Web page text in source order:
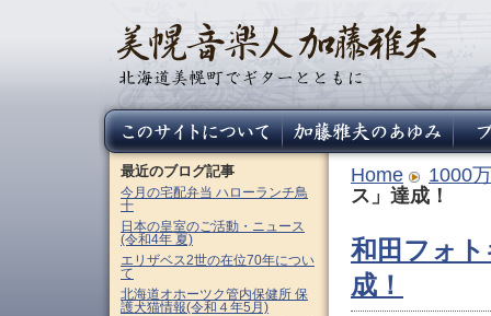
Home
1000
ス」達成！
和田フォ
成！
最近のブログ記事
今月の宅配弁当 ハローランチ鳥
十
日本の皇室のご活動・ニュース
(令和4年 夏)
エリザベス2世の在位70年につい
て
北海道オホーツク管内保健所 保
護犬猫情報(令和４年5月)